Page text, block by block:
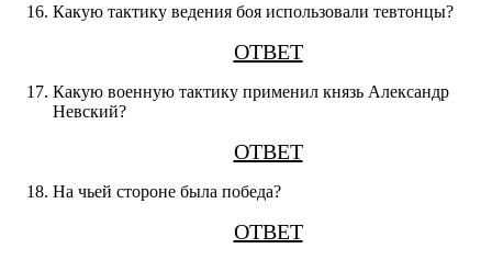
Какую тактику ведения боя использовали тевтонцы?
ОТВЕТ
Какую военную тактику применил князь Александр
Невский?
ОТВЕТ
На чьей стороне была победа?
ОТВЕТ